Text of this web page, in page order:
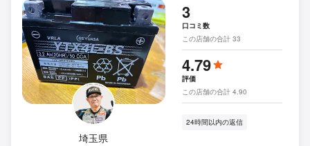
埼玉県
3
口コミ数
この店舗の合計 33
4.79
評価
この店舗の合計 4.90
24時間以内の返信